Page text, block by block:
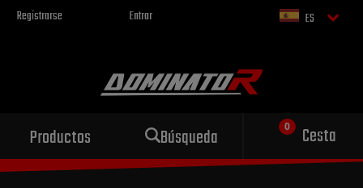
Registrarse Entrar ES
Productos Búsqueda Cesta
Escape deportivo
para tu motocicleta